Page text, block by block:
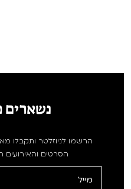
נשארים
הרשמו לניוזלטר ותקבלו
הסרטים והאירועים